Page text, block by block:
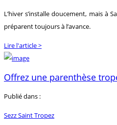
L’hiver s’installe doucement, mais à
préparent toujours à l’avance.
Lire l'article >
Offrez une parenthèse
Publié dans :
Sezz Saint Tropez